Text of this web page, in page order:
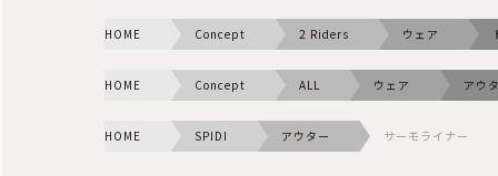
HOME Concept 2 Riders ウェア
HOME Concept ALL ウェア アウ
HOME SPIDI アウター サーモライナー